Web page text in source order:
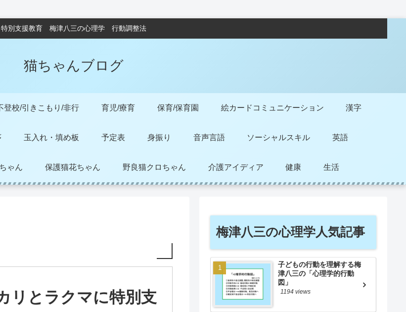
特別支援教育 梅津八三の心理学 行動調整法
猫ちゃんブログ
登校/引きこもり/非行 育児/療育 保育/保育園 絵カードコミュニケーション 漢字
玉入れ・填め板 予定表 身振り 音声言語 ソーシャルスキル 英語
ゃん 保護猫花ちゃん 野良猫クロちゃん 介護アイディア 健康 生活
リとラクマに特別支
梅津八三の心理学人気記事
子どもの行動を理解する梅
津八三の「心理学的行動
図」
1194 views